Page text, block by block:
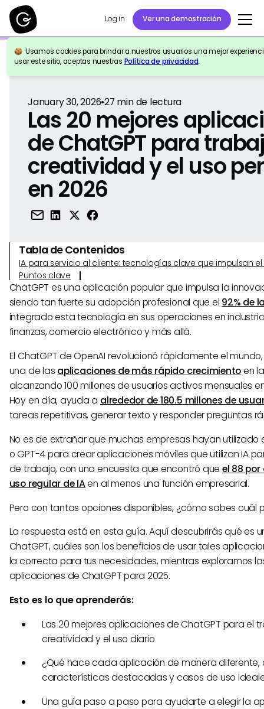
Log in Ver una demostración
Usamos cookies para brindar a nuestros usuarios una mejor
usar este sitio, aceptas nuestras Política de privacidad.
Volver a la Referencia
January 30, 2026•27 min de lectura
Las 20 mejores
de ChatGPT para
creatividad y el uso
en 2026
Tabla de Contenidos
IA para servicio al cliente: tecnologías clave que impulsan
Puntos clave
ChatGPT es una aplicación popular que impulsa la
siendo tan fuerte su adopción profesional que el 92% de
integrado esta tecnología en sus operaciones en
finanzas, comercio electrónico y más allá.
El ChatGPT de OpenAI revolucionó rápidamente el
una de las aplicaciones de más rápido crecimientoen
alcanzando 100 millones de usuarios activos mensuales
Hoy en día, ayuda a alrededor de 180.5 millones de
tareas repetitivas, generar texto y responder preguntas
No es de extrañar que muchas empresas hayan utilizado
o GPT-4 para crear aplicaciones móviles que utilizan IA
de trabajo, con una encuesta que encontró que el 88
uso regular de IAen al menos una función empresarial.
Pero con tantas opciones disponibles, ¿cómo sabes cuál
La respuesta está en esta guía. Aquí descubrirás qué es
ChatGPT, cuáles son los beneficios de usar tales
la correcta para tus necesidades, mientras exploramos
aplicaciones de ChatGPT para 2025.
Esto es lo que aprenderás:
Las 20 mejores aplicaciones de ChatGPT para el
creatividad y el uso diario
¿Qué hace cada aplicación de manera diferente,
características destacadas y casos de uso
Una guía paso a paso para ayudarte a elegir la